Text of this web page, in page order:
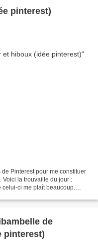
pinterest)
Pinterest pour me constituer
Voici la trouvaille du jour :
ci me plaît beaucoup.
de
pinterest)